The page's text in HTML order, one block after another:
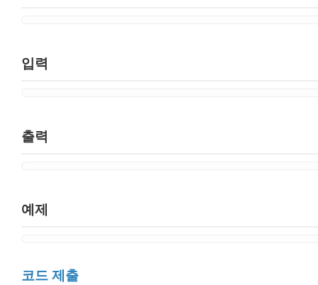
입력
출력
예제
코드 제출